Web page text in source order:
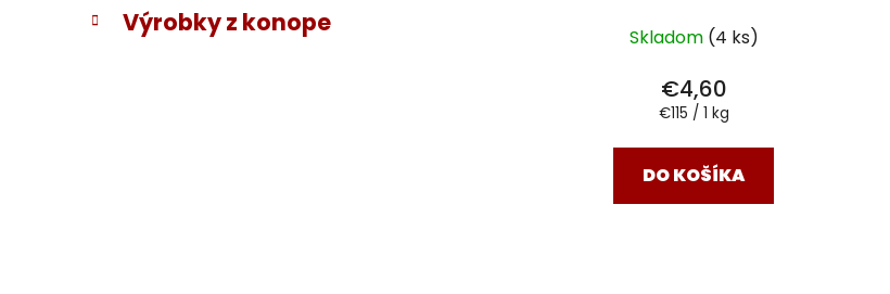
Výrobky z konope
Skladom (4 ks)
€4,60
Jednotková
€115 / 1 kg
DO KOŠÍKA